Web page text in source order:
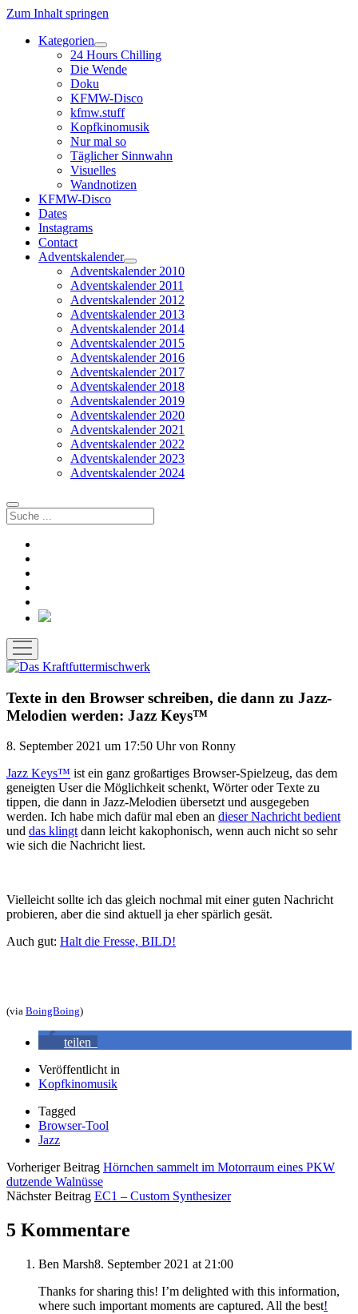
Zum Inhalt springen
Kategorien
Dropdown-
Menü
öffnen
24 Hours Chilling
Die Wende
Doku
KFMW-Disco
kfmw.stuff
Kopfkinomusik
Nur mal so
Täglicher Sinnwahn
Visuelles
Wandnotizen
KFMW-Disco
Dates
Instagrams
Contact
Adventskalender
Dropdown-
Menü
öffnen
Adventskalender 2010
Adventskalender 2011
Adventskalender 2012
Adventskalender 2013
Adventskalender 2014
Adventskalender 2015
Adventskalender 2016
Adventskalender 2017
Adventskalender 2018
Adventskalender 2019
Adventskalender 2020
Adventskalender 2021
Adventskalender 2022
Adventskalender 2023
Adventskalender 2024
Suchen
Bluesky
Menü
öffnen
Texte in den Browser schreiben, die dann zu Jazz-
Melodien werden: Jazz Keys™
8. September 2021 um 17:50 Uhrvon Ronny
Jazz Keys™ ist ein ganz großartiges Browser-Spielzeug, das dem
geneigten User die Möglichkeit schenkt, Wörter oder Texte zu
tippen, die dann in Jazz-Melodien übersetzt und ausgegeben
werden. Ich habe mich dafür mal eben an dieser Nachricht bedient
und das klingtdann leicht kakophonisch, wenn auch nicht so sehr
wie sich die Nachricht liest.
Vielleicht sollte ich das gleich nochmal mit einer guten Nachricht
probieren, aber die sind aktuell ja eher spärlich gesät.
Auch gut: Halt die Fresse, BILD!
(via BoingBoing)
teilen
Veröffentlicht in
Kopfkinomusik
Tagged
Browser-Tool
Jazz
Vorheriger Beitrag Hörnchen sammelt im Motorraum eines PKW
dutzende Walnüsse
Nächster Beitrag EC1 – Custom Synthesizer
5 Kommentare
Ben Marsh8. September 2021 at 21:00
Thanks for sharing this! I’m delighted with this information,
where such important moments are captured. All the best!